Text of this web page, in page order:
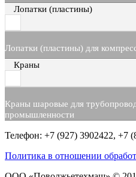
Лопатки (пластины)
Лопатки (пластины) для
Краны
Краны шаровые для
промышленности
Телефон: +7 (927) 3902422, +7
Политика в отношении